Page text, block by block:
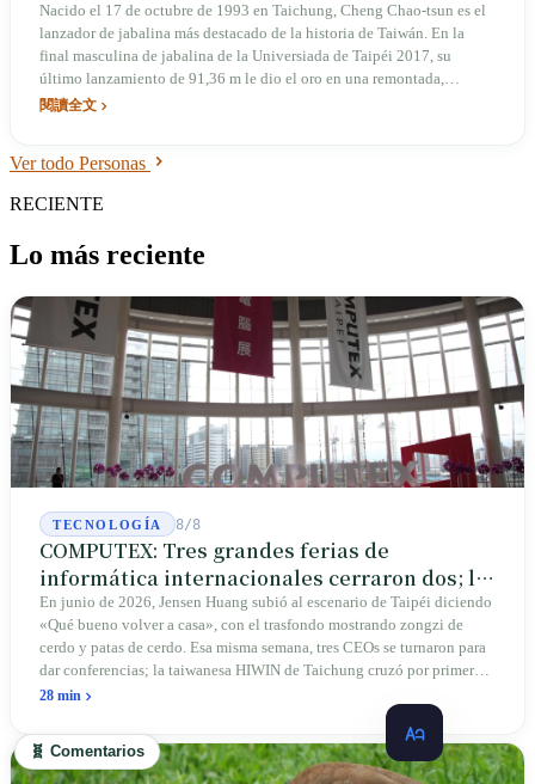
lanzamiento de jabalina en Asia para
siempre
Nacido el 17 de octubre de 1993 en Taichung, Cheng Chao-tsun es el
lanzador de jabalina más destacado de la historia de Taiwán. En la
final masculina de jabalina de la Universiada de Taipéi 2017, su
último lanzamiento de 91,36 m le dio el oro en una remontada,
estableciendo un récord asiático y convirtiéndose en el primer
Asiático de Atletismo con 86,72 m y la plata en la Liga de Diamante
compitió lesionado del codo derecho y no logró clasificarse a la final.
閱讀全文
Ver todo Personas
RECIENTE
Lo más reciente
TECNOLOGÍA 8/8
COMPUTEX: Tres grandes ferias de
informática internacionales cerraron dos; la
que queda crece en Taipéi
En junio de 2026, Jensen Huang subió al escenario de Taipéi diciendo
«Qué bueno volver a casa», con el trasfondo mostrando zongzi de
cerdo y patas de cerdo. Esa misma semana, tres CEOs se turnaron para
dar conferencias; la taiwanesa HIWIN de Taichung cruzó por primera
vez la frontera para conectar reductores a las articulaciones de los
robots humanoides. Las alemanas CeBIT y estadounidenses COMDEX
cerraron sus stands; esta feria de 45 años de antigüedad en Taipéi crece
porque está arraigada en la isla donde se ensambla realmente el 90%
28 min
🧬 Comentarios